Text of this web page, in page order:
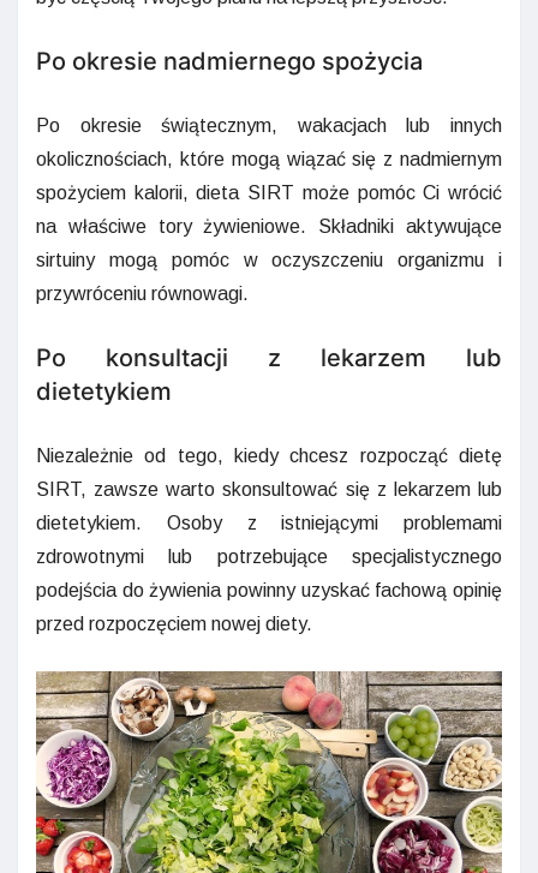
Po okresie nadmiernego spożycia
Po okresie świątecznym, wakacjach lub innych
okolicznościach, które mogą wiązać się z nadmiernym
spożyciem kalorii, dieta SIRT może pomóc Ci wrócić
na właściwe tory żywieniowe. Składniki aktywujące
sirtuiny mogą pomóc w oczyszczeniu organizmu i
przywróceniu równowagi.
Po konsultacji z lekarzem lub
dietetykiem
Niezależnie od tego, kiedy chcesz rozpocząć dietę
SIRT, zawsze warto skonsultować się z lekarzem lub
dietetykiem. Osoby z istniejącymi problemami
zdrowotnymi lub potrzebujące specjalistycznego
podejścia do żywienia powinny uzyskać fachową opinię
przed rozpoczęciem nowej diety.